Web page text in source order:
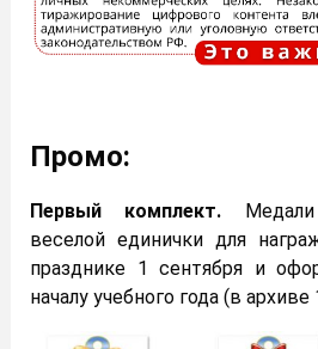
Промо:
Первый комплект.
веселой единички для
празднике 1 сентября и
началу учебного года (в